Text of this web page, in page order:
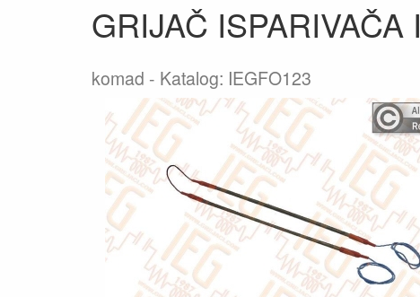
GRIJAČ
komad Katalog: IEGFO123